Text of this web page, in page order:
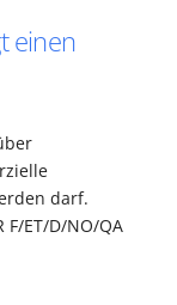
einen
darf.
ET/D/NO/QA